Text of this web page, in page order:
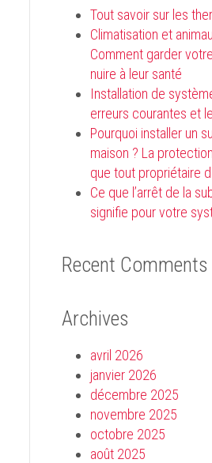
Tout savoir sur les
Climatisation et
Comment garder
nuire à leur santé
Installation de
erreurs courantes et
Pourquoi installer un
maison ? La
que tout propriétaire
Ce que l’arrêt de la
signifie pour votre
Recent Comments
Archives
avril 2026
janvier 2026
décembre 2025
novembre 2025
octobre 2025
août 2025